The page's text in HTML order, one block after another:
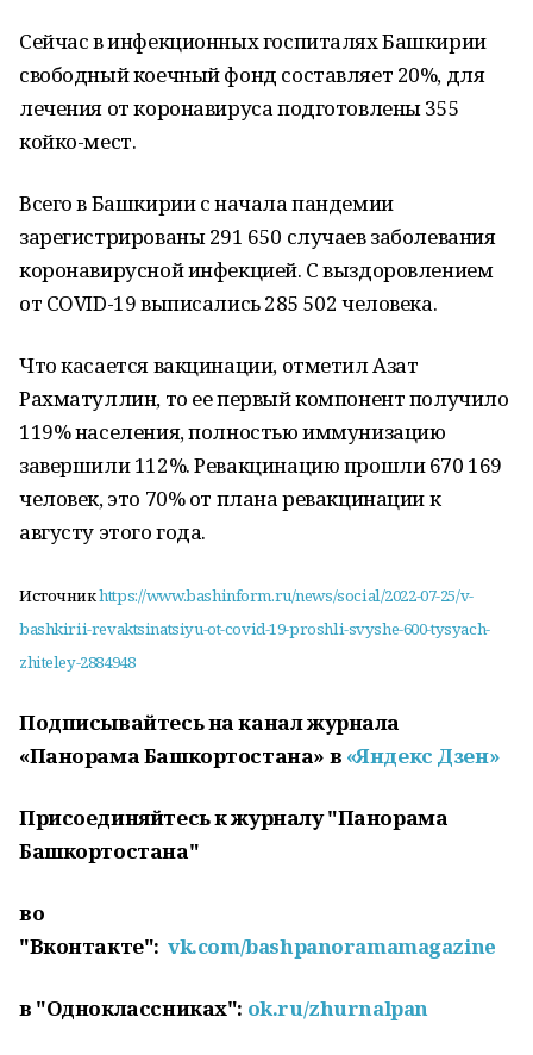
Сейчас в инфекционных госпиталях Башкирии
свободный коечный фонд составляет 20%, для
лечения от коронавируса подготовлены 355
койко-мест.
Всего в Башкирии с начала пандемии
зарегистрированы 291 650 случаев заболевания
коронавирусной инфекцией. С выздоровлением
от COVID-19 выписались 285 502 человека.
Что касается вакцинации, отметил Азат
Рахматуллин, то ее первый компонент получило
119% населения, полностью иммунизацию
завершили 112%. Ревакцинацию прошли 670 169
человек, это 70% от плана ревакцинации к
августу этого года.
Источникhttps://www.bashinform.ru/news/social/2022-07-25/v-
bashkirii-revaktsinatsiyu-ot-covid-19-proshli-svyshe-600-tysyach-
zhiteley-2884948
Подписывайтесь на канал журнала
«Панорама Башкортостана» в «Яндекс Дзен»
Присоединяйтесь к журналу "Панорама
Башкортостана"
во
"Вконтакте":vk.com/bashpanoramamagazine
в "Одноклассниках": ok.ru/zhurnalpan